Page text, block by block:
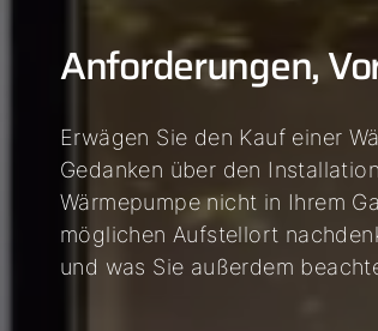
Anforderungen,
Erwägen Sie den Kauf einer
Gedanken über den
Wärmepumpe nicht in Ihrem
möglichen Aufstellort
und was Sie außerdem